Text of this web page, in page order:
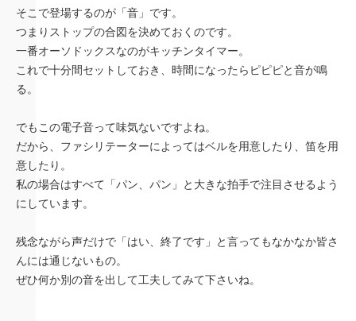
そこで登場するのが「音」です。
つまりストップの合図を決めておくのです。
一番オーソドックスなのがキッチンタイマー。
これで十分間セットしておき、時間になったらピピピと音が鳴
る。
でもこの電子音って味気ないですよね。
だから、ファシリテーターによってはベルを用意したり、笛を用
意したり。
私の場合はすべて「パン、パン」と大きな拍手で注目させるよう
にしています。
残念ながら声だけで「はい、終了です」と言ってもなかなか皆さ
んには通じないもの。
ぜひ何か別の音を出して工夫してみて下さいね。